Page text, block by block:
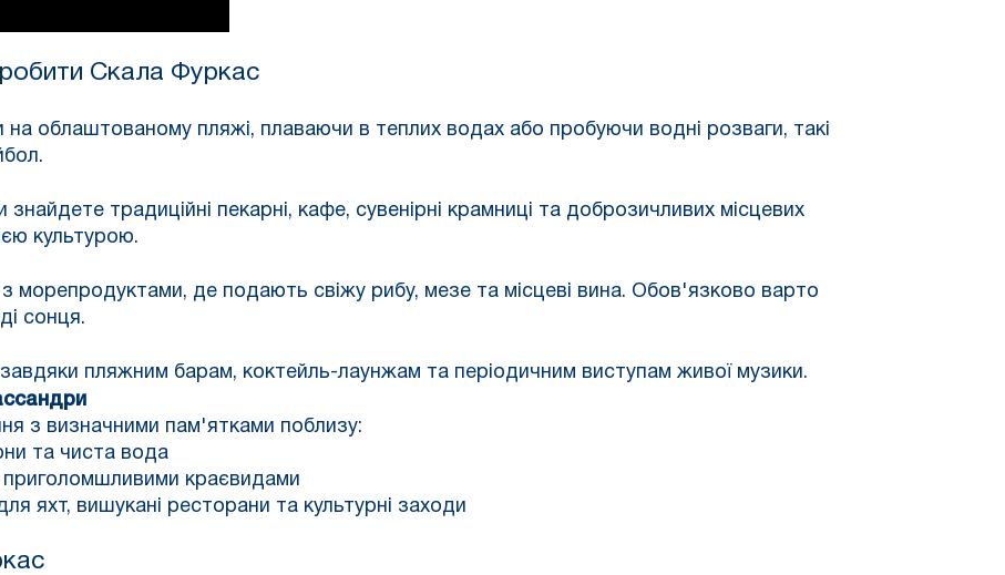
Скала Фуркас
на облаштованому пляжі, плаваючи в теплих водах або пробуючи водні розваги, такі
традиційні пекарні, кафе, сувенірні крамниці та доброзичливих місцевих
культурою.
морепродуктами, де подають свіжу рибу, мезе та місцеві вина. Обов'язково варто
сонця.
завдяки пляжним барам, коктейль-лаунжам та періодичним виступам живої музики.
з визначними пам'ятками поблизу:
та чиста вода
приголомшливими краєвидами
яхт, вишукані ресторани та культурні заходи